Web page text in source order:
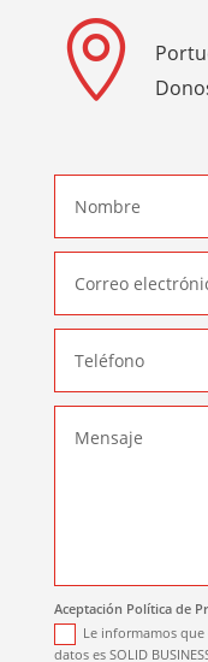

Aceptación Política de
Le informamos
datos es SOLID